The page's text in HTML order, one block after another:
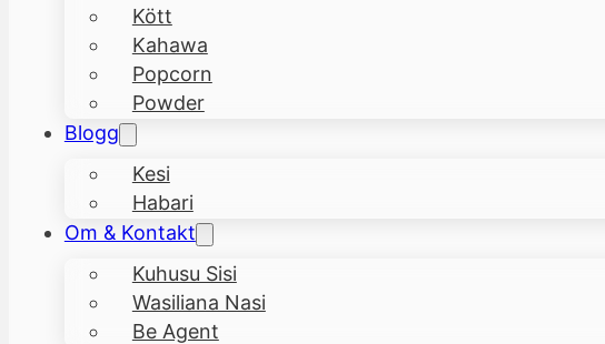
Kött
Kahawa
Popcorn
Powder
Blogg
Kesi
Habari
Om & Kontakt
Kuhusu Sisi
Wasiliana Nasi
Be Agent